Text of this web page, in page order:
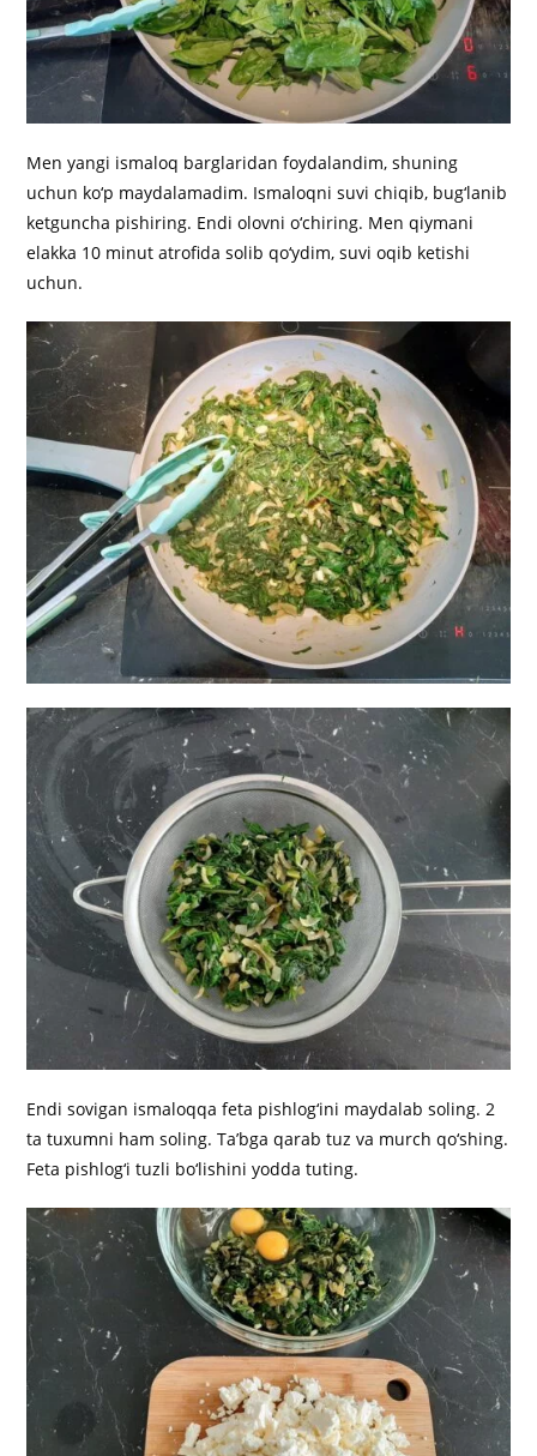
Men yangi ismaloq barglaridan foydalandim, shuning
uchun ko‘p maydalamadim. Ismaloqni suvi chiqib, bug‘lanib
ketguncha pishiring. Endi olovni o‘chiring. Men qiymani
elakka 10 minut atrofida solib qo‘ydim, suvi oqib ketishi
uchun.
Endi sovigan ismaloqqa feta pishlog‘ini maydalab soling. 2
ta tuxumni ham soling. Ta’bga qarab tuz va murch qo‘shing.
Feta pishlog‘i tuzli bo‘lishini yodda tuting.